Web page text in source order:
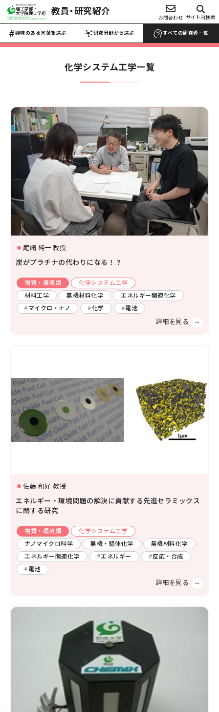
興味のある言葉を選ぶ
すべての研究者一覧 →
医学・医療
生物・微生物
薬・医薬品
農・水産
食品・食事
マイクロ・ナノ
化学
反応・合成
電池
高分子・プラスチ
ック
レーザー
光・熱
量子
電気・電子
AI・IoT
コンピューター
土木
温暖化
災害・防災
環境
機械・ロボット
燃焼 自動車
船舶・海洋
研究分野から選ぶ
Search by research field
プラズマ学 地球惑星科学
工学
材料力学
生産工学 設計工学 流体工学
熱工学 機械力学 ロボティクス
電気電子工学 土木工学 建築学
航空宇宙工学 船舶海洋工学
社会システム工学 安全工学 防災工学
複合工学
材料工学
化学工学 ナノマイクロ科学
応用物理物性 応用物理工学
人間医工学
エネルギー関連化学 生体分子化学
農学
農芸化学
生産環境農学
生物物理学
生態学および環境学
薬学及び基礎医学
薬学
生体の構造と機能
人間情報学
環境解析評価
環境保全対策
教員・研究紹介
お問合わせ サイト内検索
興味のある言葉を選ぶ 研究分野から選ぶ すべての研究者一覧
化学システム工学一覧
尾崎 純一 教授
炭がプラチナの代わりになる！？
物質・環境類
化学システム工学
材料工学
無機材料化学
エネルギー関連化学
マイクロ・ナノ
化学 電池
佐藤 和好 教授
エネルギー・環境問題の解決に貢献する先進セラミックス
に関する研究
物質・環境類
化学システム工学
ナノマイクロ科学
無機・錯体化学
無機材料化学
エネルギー関連化学
エネルギー
反応・合成
電池